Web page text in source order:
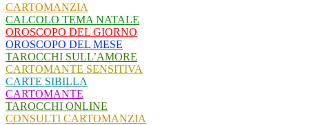
CARTOMANZIA
CALCOLO TEMA NATALE
OROSCOPO DEL GIORNO
OROSCOPO DEL MESE
TAROCCHI SULL’AMORE
CARTOMANTE SENSITIVA
CARTE SIBILLA
CARTOMANTE
TAROCCHI ONLINE
CONSULTI CARTOMANZIA